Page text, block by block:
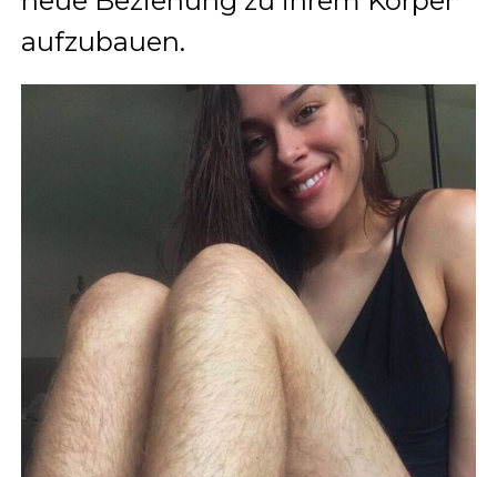
aufzubauen.